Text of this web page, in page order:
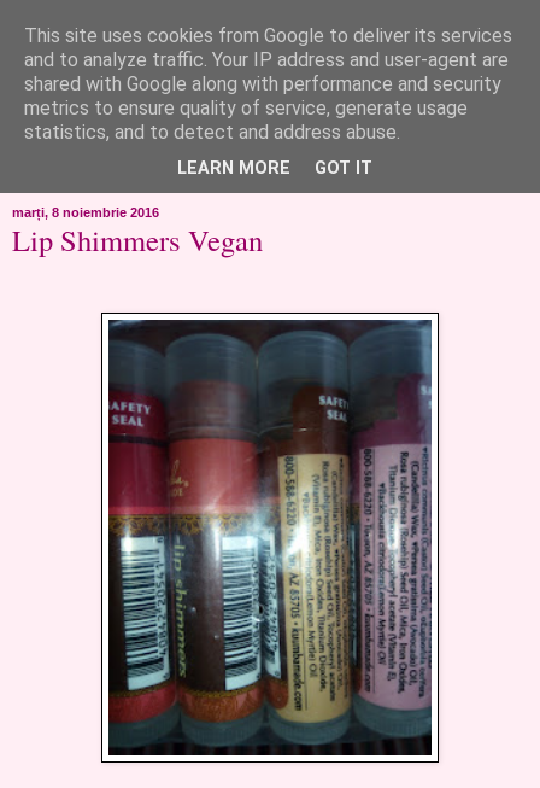
like ?...or not!
..de toate!!!!!..alandala...cum imi trec prin minte..si cum am
chef..incercate pe pielea mea..
marți, 8 noiembrie 2016
Lip Shimmers Vegan
This site uses cookies from Google to deliver its services
and to analyze traffic. Your IP address and user-agent are
shared with Google along with performance and security
metrics to ensure quality of service, generate usage
statistics, and to detect and address abuse.
LEARN MORE GOT IT